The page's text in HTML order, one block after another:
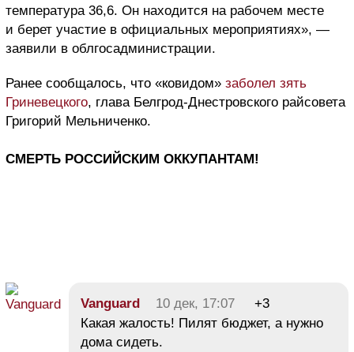
температура 36,6. Он находится на рабочем месте
и берет участие в официальных мероприятиях», —
заявили в облгосадминистрации.
Ранее сообщалось, что «ковидом» заболел зять
Гриневецкого, глава Белгрод-Днестровского райсовета
Григорий Мельниченко.
СМЕРТЬ РОССИЙСКИМ ОККУПАНТАМ!
Vanguard 10 дек, 17:07
+3
Какая жалость! Пилят бюджет, а нужно
дома сидеть.